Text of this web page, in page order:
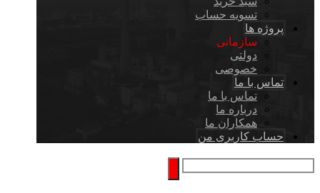
تسویه حساب
پروژه ها
سازمانی
دولتی
خصوصی
تماس با ما
تماس با ما
درباره ما
همکاران ما
حساب کاربری من